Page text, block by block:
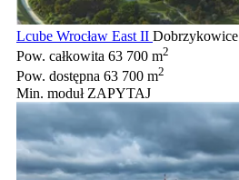
Lcube Wrocław East II Dobrzykowice
Pow. całkowita 63 700 m2
Pow. dostępna 63 700 m2
Min. moduł ZAPYTAJ